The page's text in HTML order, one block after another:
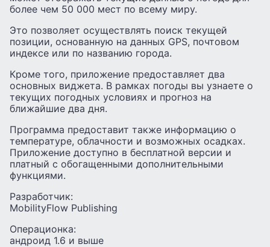
более чем 50 000 мест по всему миру.
Это позволяет осуществлять поиск текущей
позиции, основанную на данных GPS, почтовом
индексе или по названию города.
Кроме того, приложение предоставляет два
основных виджета. В рамках погоды вы узнаете о
текущих погодных условиях и прогноз на
ближайшие два дня.
Программа предоставит также информацию о
температуре, облачности и возможных осадках.
Приложение доступно в бесплатной версии и
платный с обогащенными дополнительными
функциями.
Разработчик:
MobilityFlow Publishing
Операционка:
андроид 1.6 и выше